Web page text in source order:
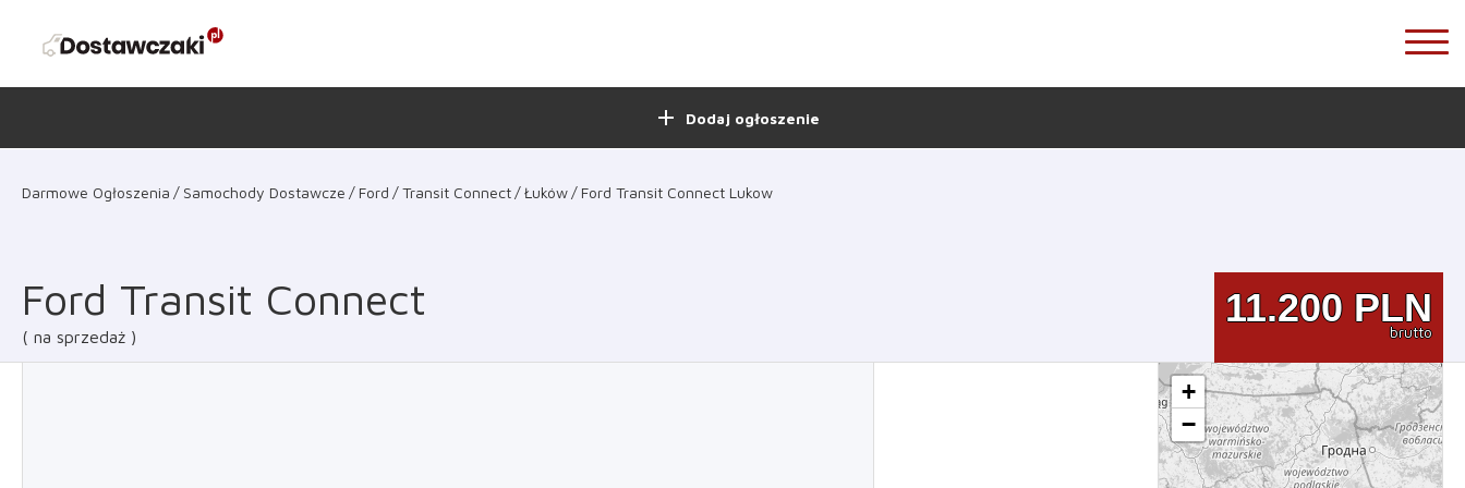
add Dodaj ogłoszenie
Darmowe Ogłoszenia Samochody Dostawcze Ford Transit Connect Łuków Ford Transit Connect Lukow
Ford Transit Connect
na sprzedaż
11.200 PLN
brutto
+
−